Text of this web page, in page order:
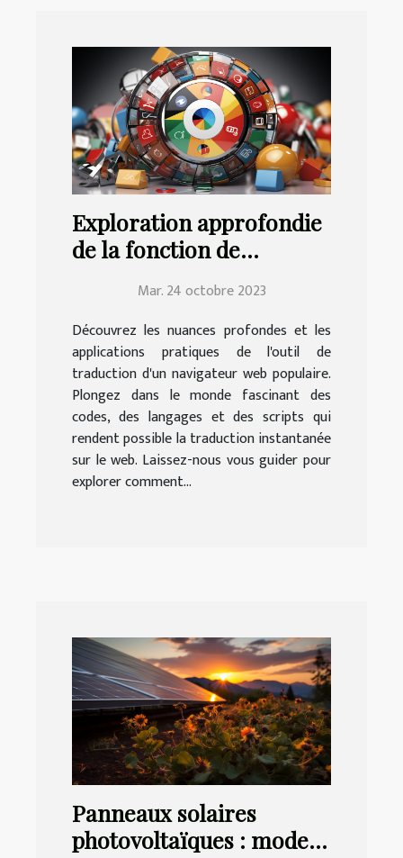
Exploration approfondie
de la fonction de
Chrome | Education.fr
Mar. 24 octobre 2023
Découvrez les nuances profondes et les
applications pratiques de l'outil de
traduction d'un navigateur web populaire.
Plongez dans le monde fascinant des
codes, des langages et des scripts qui
rendent possible la traduction instantanée
sur le web. Laissez-nous vous guider pour
explorer comment...
Panneaux solaires
photovoltaïques : mode